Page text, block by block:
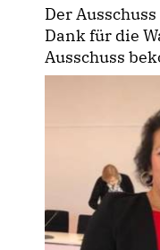
Der
Dank für die
Ausschuss